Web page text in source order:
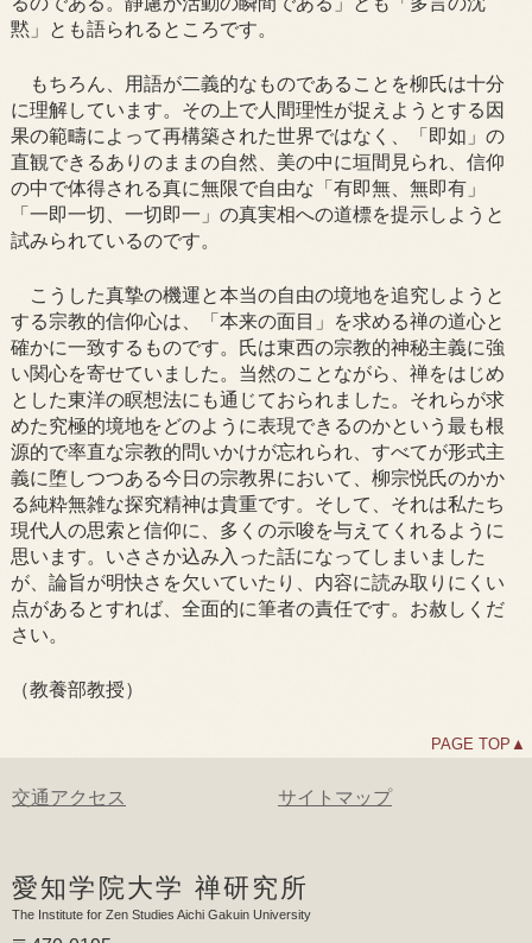
黙」とも語られるところです。
もちろん、用語が二義的なものであることを柳氏は十分
に理解しています。その上で人間理性が捉えようとする因
果の範疇によって再構築された世界ではなく、「即如」の
直観できるありのままの自然、美の中に垣間見られ、信仰
の中で体得される真に無限で自由な「有即無、無即有」
「一即一切、一切即一」の真実相への道標を提示しようと
試みられているのです。
こうした真摯の機運と本当の自由の境地を追究しようと
する宗教的信仰心は、「本来の面目」を求める禅の道心と
確かに一致するものです。氏は東西の宗教的神秘主義に強
い関心を寄せていました。当然のことながら、禅をはじめ
とした東洋の瞑想法にも通じておられました。それらが求
めた究極的境地をどのように表現できるのかという最も根
源的で率直な宗教的問いかけが忘れられ、すべてが形式主
義に堕しつつある今日の宗教界において、柳宗悦氏のかか
る純粋無雑な探究精神は貴重です。そして、それは私たち
現代人の思索と信仰に、多くの示唆を与えてくれるように
思います。いささか込み入った話になってしまいました
が、論旨が明快さを欠いていたり、内容に読み取りにくい
点があるとすれば、全面的に筆者の責任です。お赦しくだ
さい。
（教養部教授）
PAGE TOP▲
交通アクセス サイトマップ
愛知学院大学 禅研究所
The Institute for Zen Studies Aichi Gakuin University